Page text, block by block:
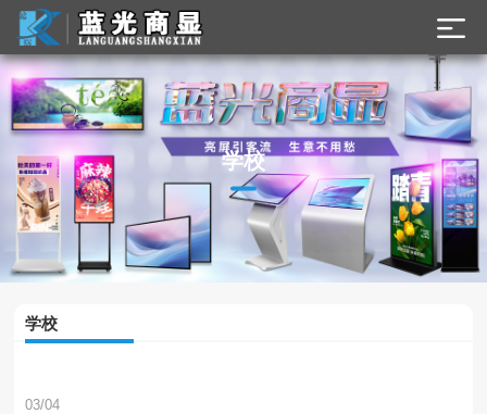
学校
学校
03/04